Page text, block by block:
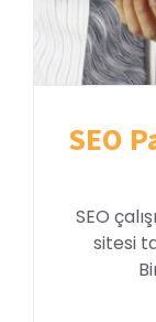
SEO
SEO
sitesi